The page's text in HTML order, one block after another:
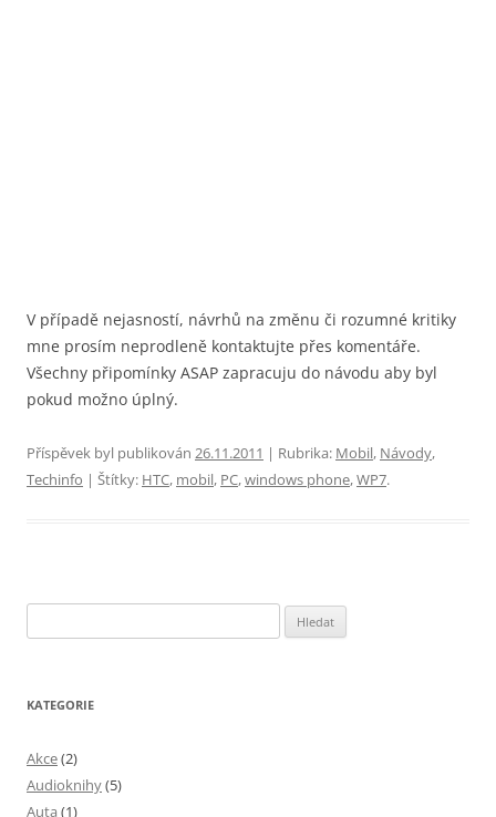
V případě nejasností, návrhů na změnu či rozumné kritiky
mne prosím neprodleně kontaktujte přes komentáře.
Všechny připomínky ASAP zapracuju do návodu aby byl
pokud možno úplný.
Příspěvek byl publikován 26.11.2011 | Rubrika: Mobil, Návody,
Techinfo | Štítky: HTC, mobil, PC,windows phone,WP7.
KATEGORIE
Akce(2)
Audioknihy(5)
Auta (1)